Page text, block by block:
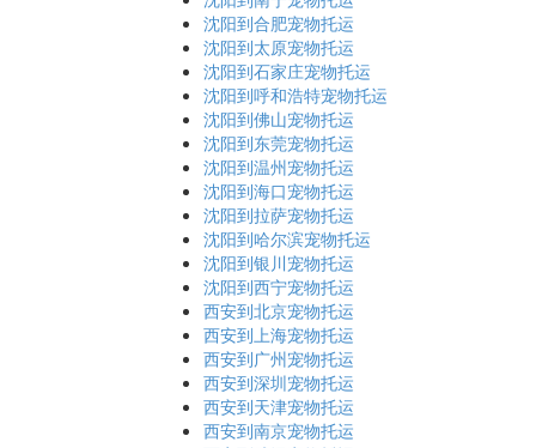
沈阳到合肥宠物托运
沈阳到太原宠物托运
沈阳到石家庄宠物托运
沈阳到呼和浩特宠物托运
沈阳到佛山宠物托运
沈阳到东莞宠物托运
沈阳到温州宠物托运
沈阳到海口宠物托运
沈阳到拉萨宠物托运
沈阳到哈尔滨宠物托运
沈阳到银川宠物托运
沈阳到西宁宠物托运
西安到北京宠物托运
西安到上海宠物托运
西安到广州宠物托运
西安到深圳宠物托运
西安到天津宠物托运
西安到南京宠物托运